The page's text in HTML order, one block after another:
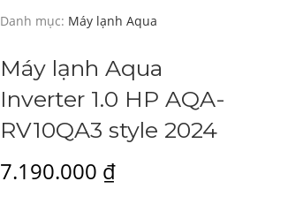
Danh mục: Máy lạnh Aqua
Máy lạnh Aqua
Inverter 1.0 HP AQA-
RV10QA3 style 2024
7.190.000 ₫